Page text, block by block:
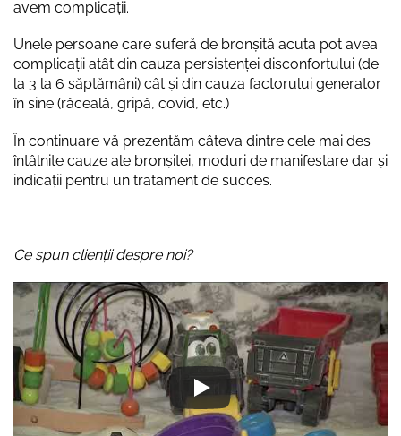
avem complicații.
Unele persoane care suferă de bronșită acuta pot avea
complicații atât din cauza persistenței disconfortului (de
la 3 la 6 săptămâni) cât și din cauza factorului generator
în sine (răceală, gripă, covid, etc.)
În continuare vă prezentăm câteva dintre cele mai des
întâlnite cauze ale bronșitei, moduri de manifestare dar și
indicații pentru un tratament de succes.
Ce spun clienții despre noi?